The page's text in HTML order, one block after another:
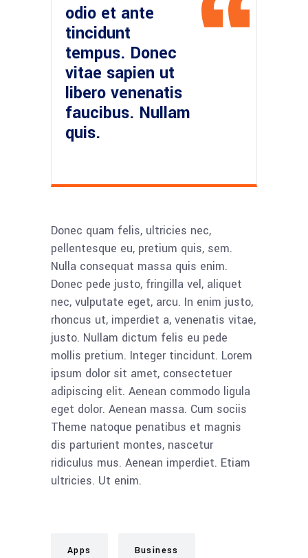
odio et ante
tincidunt
tempus. Donec
vitae sapien ut
libero venenatis
faucibus. Nullam
quis.
Donec quam felis, ultricies nec,
pellentesque eu, pretium quis, sem.
Nulla consequat massa quis enim.
Donec pede justo, fringilla vel, aliquet
nec, vulputate eget, arcu. In enim justo,
rhoncus ut, imperdiet a, venenatis vitae,
justo. Nullam dictum felis eu pede
mollis pretium. Integer tincidunt. Lorem
ipsum dolor sit amet, consectetuer
adipiscing elit. Aenean commodo ligula
eget dolor. Aenean massa. Cum sociis
Theme natoque penatibus et magnis
dis parturient montes, nascetur
ridiculus mus. Aenean imperdiet. Etiam
ultricies. Ut enim.
Apps Business